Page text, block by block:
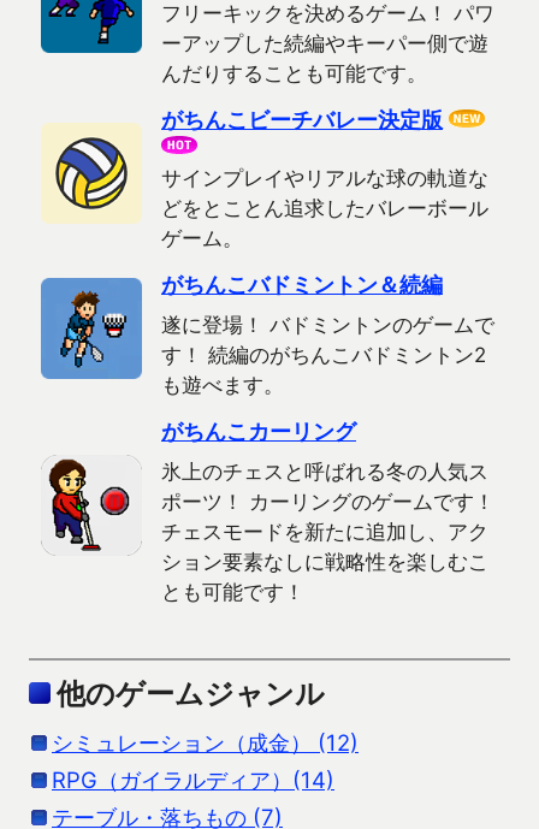
フリーキックを決めるゲーム！ パワ
ーアップした続編やキーパー側で遊
んだりすることも可能です。
がちんこビーチバレー決定版
サインプレイやリアルな球の軌道な
どをとことん追求したバレーボール
ゲーム。
がちんこバドミントン＆続編
遂に登場！ バドミントンのゲームで
す！ 続編のがちんこバドミントン2
も遊べます。
がちんこカーリング
氷上のチェスと呼ばれる冬の人気ス
ポーツ！ カーリングのゲームです！
チェスモードを新たに追加し、アク
ション要素なしに戦略性を楽しむこ
とも可能です！
他のゲームジャンル
シミュレーション（成金） (12)
RPG（ガイラルディア）(14)
テーブル・落ちもの (7)